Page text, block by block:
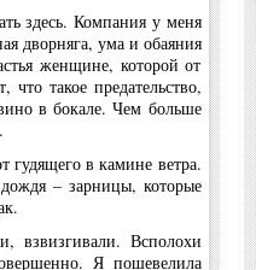
здесь. Компания у меня
дворняга, ума и обаяния
женщине, которой от
что такое предательство,
в бокале. Чем больше
гудящего в камине ветра.
– зарницы, которые
взвизгивали. Всполохи
Я пошевелила